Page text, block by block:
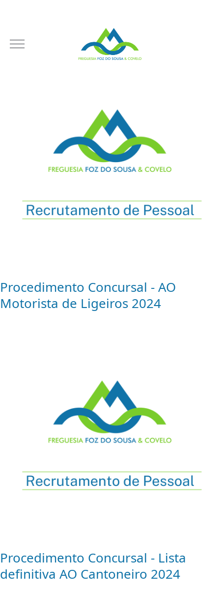
Procedimento Concursal - AO
Motorista de Ligeiros 2024
Procedimento Concursal - Lista
definitiva AO Cantoneiro 2024